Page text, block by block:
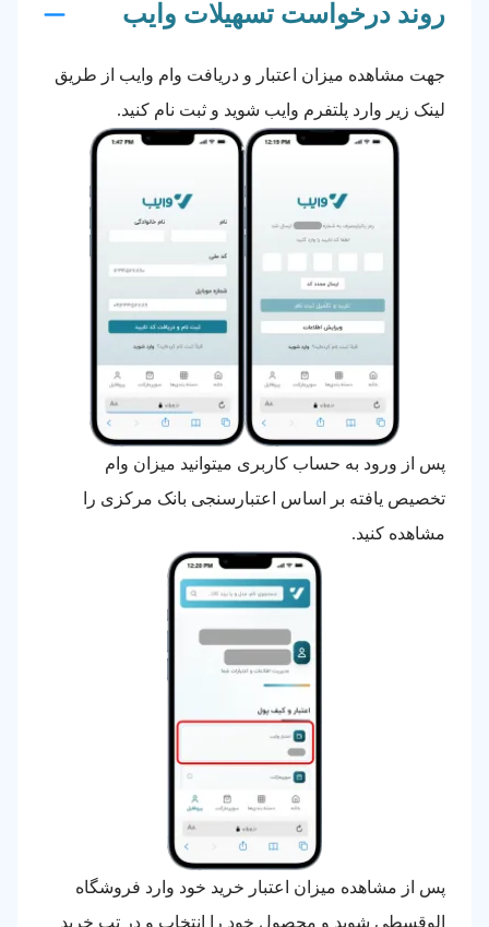
روند درخواست تسهیلات وایب
جهت مشاهده میزان اعتبار و دریافت وام وایب از طریق
لینک زیر وارد پلتفرم وایب شوید و ثبت نام کنید.
پس از ورود به حساب کاربری میتوانید میزان وام
تخصیص یافته بر اساس اعتبارسنجی بانک مرکزی را
مشاهده کنید.
پس از مشاهده میزان اعتبار خرید خود وارد فروشگاه
الوقسطی شوید و محصول خود را انتخاب و در تب خرید